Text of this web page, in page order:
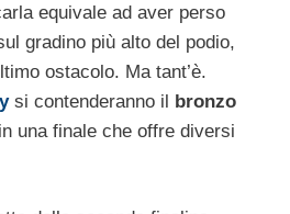
equivale ad aver perso
gradino più alto del podio,
ostacolo. Ma tant’è.
si contenderanno il bronzo
una finale che offre diversi